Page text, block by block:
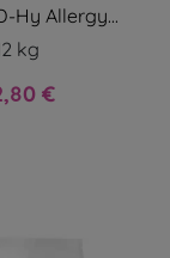
Hy Allergy...
kg
€